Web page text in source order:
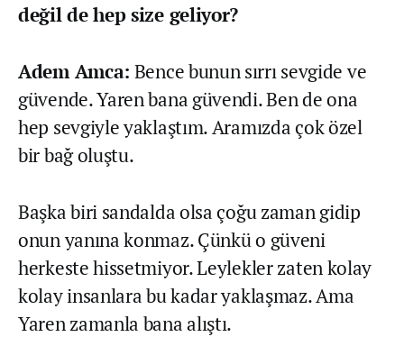
değil de hep size geliyor?
Adem Amca: Bence bunun sırrı sevgide ve
güvende. Yaren bana güvendi. Ben de ona
hep sevgiyle yaklaştım. Aramızda çok özel
bir bağ oluştu.
Başka biri sandalda olsa çoğu zaman gidip
onun yanına konmaz. Çünkü o güveni
herkeste hissetmiyor. Leylekler zaten kolay
kolay insanlara bu kadar yaklaşmaz. Ama
Yaren zamanla bana alıştı.